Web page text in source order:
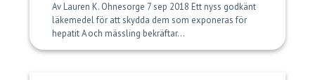
Av Lauren K. Ohnesorge 7 sep 2018 Ett nyss godkänt
läkemedel för att skydda dem som exponeras för
hepatit A och mässling bekräftar...